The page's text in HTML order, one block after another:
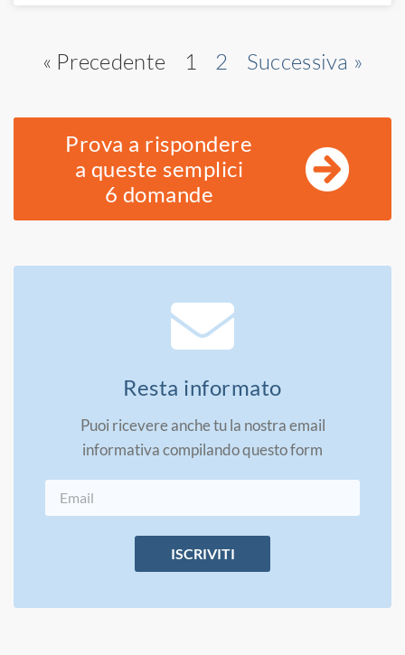
« Precedente 1 2 Successiva »
Prova a rispondere
a queste semplici
6 domande
Resta informato
Puoi ricevere anche tu la nostra email
informativa compilando questo form
ISCRIVITI